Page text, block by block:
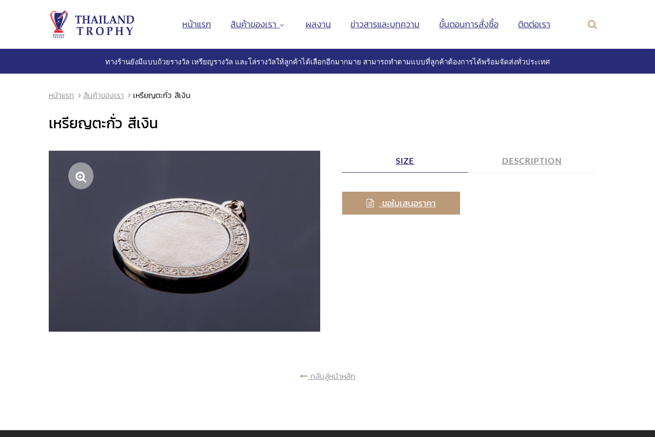
หน้าแรก สินค้าของเรา ผลงาน ข่าวสารและบทความ ขั้นตอนการสั่งซื้อ ติดต่อเรา
ทางร้านยังมีแบบถ้วยรางวัล เหรียญรางวัล และโล่รางวัลให้ลูกค้าได้เลือกอีกมากมาย สามารถทำตามแบบที่ลูกค้าต้องการได้พร้อมจัดส่งทั่วประเทศ
หน้าแรก สินค้าของเรา เหรียญตะกั่ว สีเงิน
เหรียญตะกั่ว สีเงิน
SIZE DESCRIPTION
ขอใบเสนอราคา
กลับสู่หน้าหลัก